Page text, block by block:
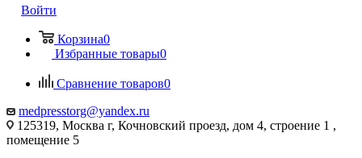
Войти
Корзина0
Избранные товары0
Сравнение товаров0
medpresstorg@yandex.ru
125319, Москва г, Кочновский проезд, дом 4, строение 1 ,
помещение 5